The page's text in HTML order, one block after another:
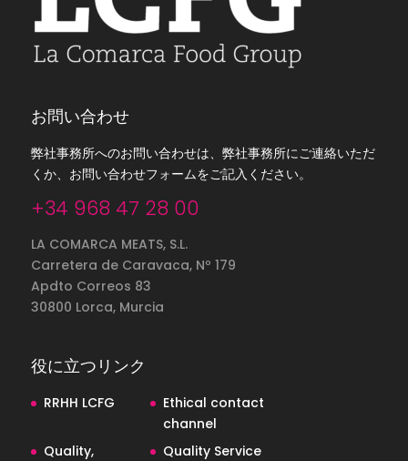
お問い合わせ
弊社事務所へのお問い合わせは、弊社事務所にご連絡いただ
くか、お問い合わせフォームをご記入ください。
+34 968 47 28 00
LA COMARCA MEATS, S.L.
Carretera de Caravaca, Nº 179
Apdto Correos 83
30800 Lorca, Murcia
役に立つリンク
RRHH LCFG
Ethical contact
channel
Quality,
Quality Service